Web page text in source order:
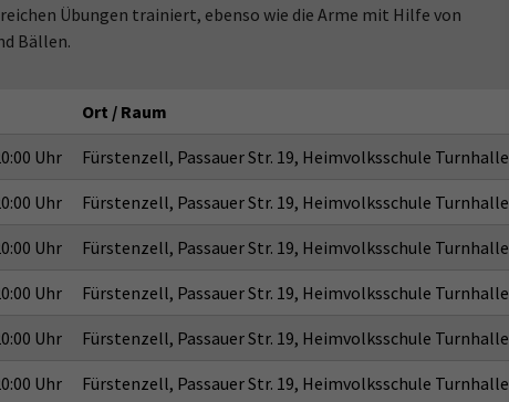
Übungen trainiert, ebenso wie die Arme mit Hilfe von
Bällen.
Ort / Raum
Uhr Fürstenzell, Passauer Str. 19, Heimvolksschule Turnhalle
Uhr Fürstenzell, Passauer Str. 19, Heimvolksschule Turnhalle
Uhr Fürstenzell, Passauer Str. 19, Heimvolksschule Turnhalle
Uhr Fürstenzell, Passauer Str. 19, Heimvolksschule Turnhalle
Uhr Fürstenzell, Passauer Str. 19, Heimvolksschule Turnhalle
Uhr Fürstenzell, Passauer Str. 19, Heimvolksschule Turnhalle